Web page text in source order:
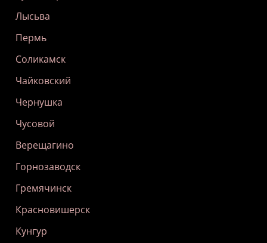
Лысьва
Пермь
Соликамск
Чайковский
Чернушка
Чусовой
Верещагино
Горнозаводск
Гремячинск
Красновишерск
Кунгур